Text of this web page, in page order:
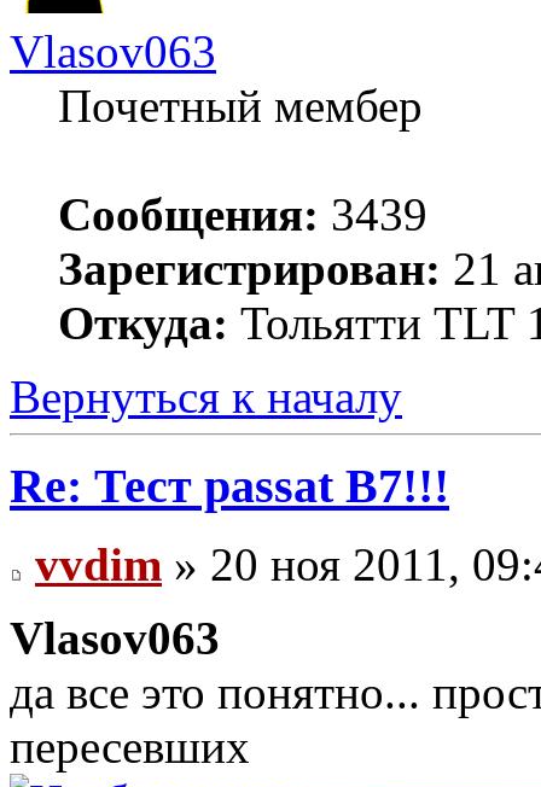
Vlasov063
Почетный мембер
Сообщения: 3439
Зарегистрирован: 21
Откуда: Тольятти TLT
Вернуться к началу
Re: Тест passat B7!!!
vvdim » 20 ноя 2011,
Vlasov063
да все это понятно...
пересевших